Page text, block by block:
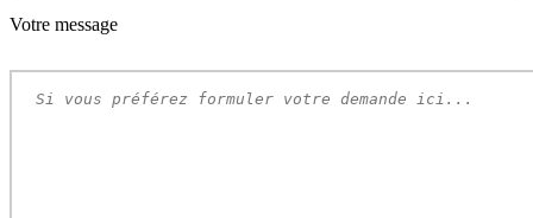
Votre message